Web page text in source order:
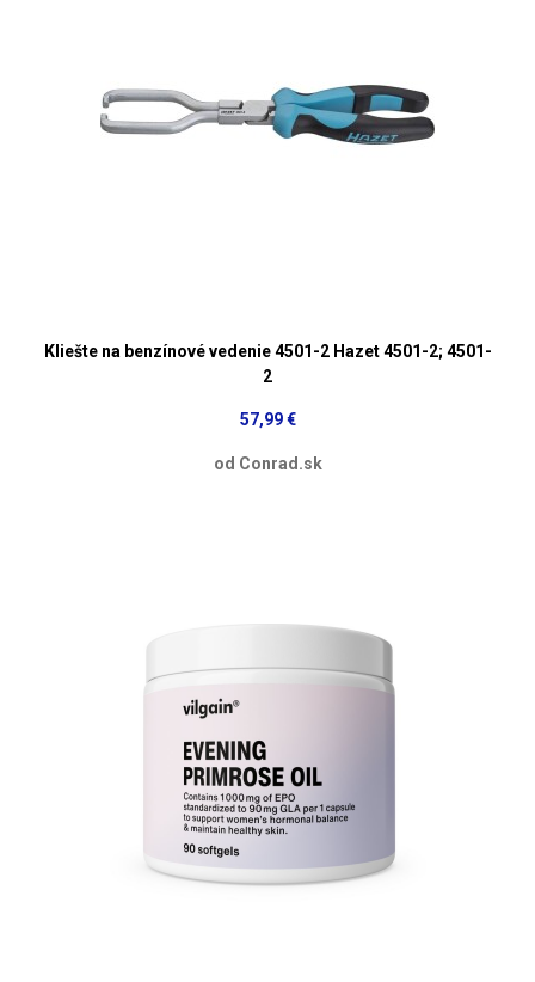
Kliešte na benzínové vedenie 4501-2 Hazet 4501-2; 4501-
2
57,99 €
od Conrad.sk